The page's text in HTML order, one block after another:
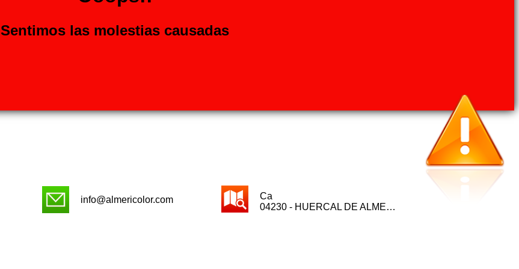
Sentimos las molestias causadas
info@almericolor.com
Ca
04230 - HUERCAL DE ALMERIA (ALMERIA)